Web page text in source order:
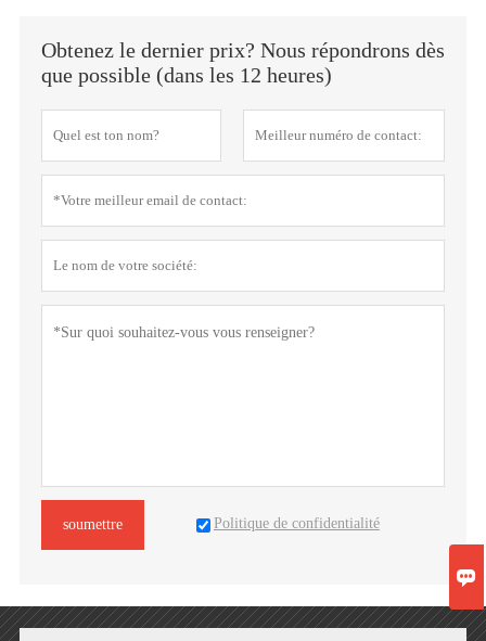
Obtenez le dernier prix? Nous répondrons dès
que possible (dans les 12 heures)
soumettre Politique de confidentialité
